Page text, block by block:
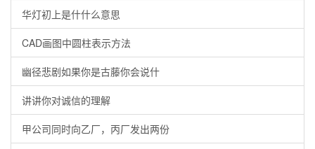
华灯初上是什什么意思
CAD画图中圆柱表示方法
幽径悲剧如果你是古藤你会说什
讲讲你对诚信的理解
甲公司同时向乙厂，丙厂发出两份